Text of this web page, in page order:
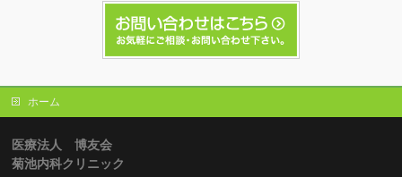
ホーム
医療法人 博友会
菊池内科クリニック